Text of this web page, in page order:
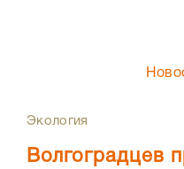
Экология
Волгоградцев